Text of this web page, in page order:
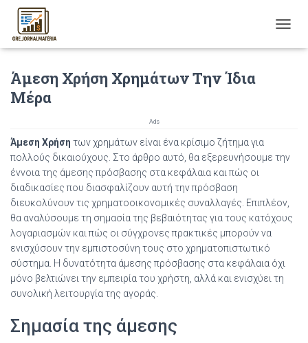
O
G
I
O
Άμεση Χρήση Χρημάτων Την Ίδια
Μέρα
Ads
Άμεση Χρήση των χρημάτων είναι ένα κρίσιμο ζήτημα για
πολλούς δικαιούχους. Στο άρθρο αυτό, θα εξερευνήσουμε την
έννοια της άμεσης πρόσβασης στα κεφάλαια και πώς οι
διαδικασίες που διασφαλίζουν αυτή την πρόσβαση
διευκολύνουν τις χρηματοοικονομικές συναλλαγές. Επιπλέον,
θα αναλύσουμε τη σημασία της βεβαιότητας για τους κατόχους
λογαριασμών και πώς οι σύγχρονες πρακτικές μπορούν να
ενισχύσουν την εμπιστοσύνη τους στο χρηματοπιστωτικό
σύστημα. Η δυνατότητα άμεσης πρόσβασης στα κεφάλαια όχι
μόνο βελτιώνει την εμπειρία του χρήστη, αλλά και ενισχύει τη
συνολική λειτουργία της αγοράς.
Σημασία της άμεσης